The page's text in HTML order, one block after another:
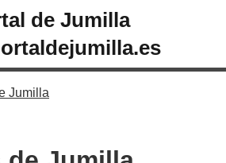
de Jumilla
Jumilla